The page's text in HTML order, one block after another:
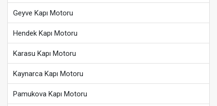
Geyve Kapı Motoru
Hendek Kapı Motoru
Karasu Kapı Motoru
Kaynarca Kapı Motoru
Pamukova Kapı Motoru